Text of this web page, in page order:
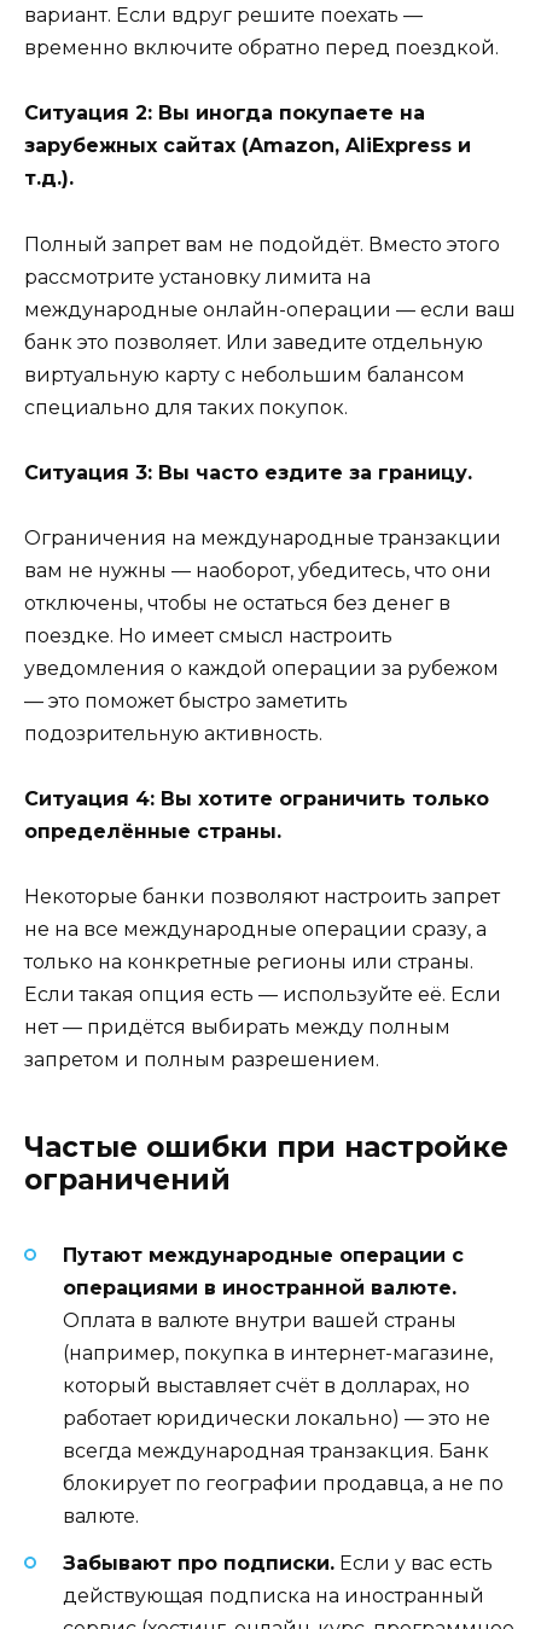
вариант. Если вдруг решите поехать —
временно включите обратно перед поездкой.
Ситуация 2: Вы иногда покупаете на
зарубежных сайтах (Amazon, AliExpress и
т.д.).
Полный запрет вам не подойдёт. Вместо этого
рассмотрите установку лимита на
международные онлайн-операции — если ваш
банк это позволяет. Или заведите отдельную
виртуальную карту с небольшим балансом
специально для таких покупок.
Ситуация 3: Вы часто ездите за границу.
Ограничения на международные транзакции
вам не нужны — наоборот, убедитесь, что они
отключены, чтобы не остаться без денег в
поездке. Но имеет смысл настроить
уведомления о каждой операции за рубежом
— это поможет быстро заметить
подозрительную активность.
Ситуация 4: Вы хотите ограничить только
определённые страны.
Некоторые банки позволяют настроить запрет
не на все международные операции сразу, а
только на конкретные регионы или страны.
Если такая опция есть — используйте её. Если
нет — придётся выбирать между полным
запретом и полным разрешением.
Частые ошибки при настройке
ограничений
Путают международные операции с
операциями в иностранной валюте.
Оплата в валюте внутри вашей страны
(например, покупка в интернет-магазине,
который выставляет счёт в долларах, но
работает юридически локально) — это не
всегда международная транзакция. Банк
блокирует по географии продавца, а не по
валюте.
Забывают про подписки. Если у вас есть
действующая подписка на иностранный